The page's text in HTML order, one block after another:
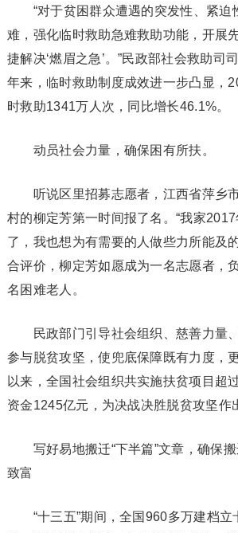
“对于贫困群众遭遇的突发性、紧迫
难，强化临时救助急难救助功能，开展
捷解决‘燃眉之急’。”民政部社会救助司
年来，临时救助制度成效进一步凸显，
时救助1341万人次，同比增长46.1%。
动员社会力量，确保困有所扶。
听说区里招募志愿者，江西省萍乡
村的柳定芳第一时间报了名。“我家
了，我也想为有需要的人做些力所能及
合评价，柳定芳如愿成为一名志愿者，
名困难老人。
民政部门引导社会组织、慈善力量
参与脱贫攻坚，使兜底保障既有力度，
以来，全国社会组织共实施扶贫项目超
资金1245亿元，为决战决胜脱贫攻坚作
写好易地搬迁“下半篇”文章，确保搬
致富
“十三五”期间，全国960多万建档立